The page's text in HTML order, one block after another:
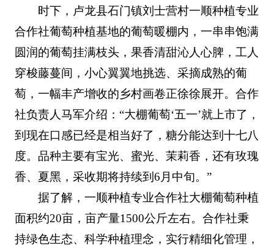
时下，卢龙县石门镇刘士营村一顺种植专业
合作社葡萄种植基地的葡萄暖棚内，一串串饱满
圆润的葡萄挂满枝头，果香清甜沁人心脾，工人
穿梭藤蔓间，小心翼翼地挑选、采摘成熟的葡
萄，一幅丰产增收的乡村画卷正徐徐展开。合作
社负责人马军介绍：“大棚葡萄‘五一’就上市了，
到现在口感已经是相当好了，糖分能达到十七八
度。品种主要有宝光、蜜光、茉莉香，还有玫瑰
香、夏黑，采收期将持续到6月中旬。”
据了解，一顺种植专业合作社大棚葡萄种植
面积约20亩，亩产量1500公斤左右。合作社秉
持绿色生态、科学种植理念，实行精细化管理，